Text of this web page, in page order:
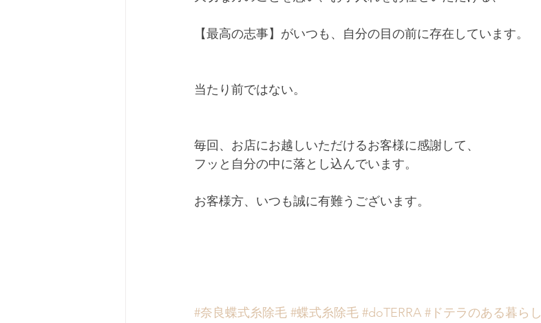
【最高の志事】がいつも、自分の目の前に存在しています。
当たり前ではない。
毎回、お店にお越しいただけるお客様に感謝して、
フッと自分の中に落とし込んでいます。
お客様方、いつも誠に有難うございます。
#奈良蝶式糸除毛 #蝶式糸除毛 #doTERRA #ドテラのある暮らし